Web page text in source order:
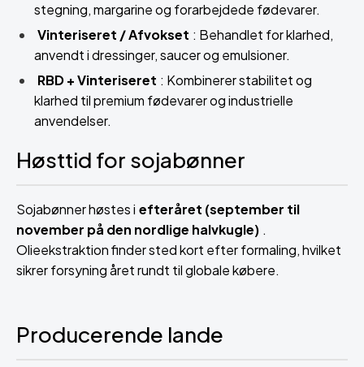
stegning, margarine og forarbejdede fødevarer.
Vinteriseret / Afvokset : Behandlet for klarhed,
anvendt i dressinger, saucer og emulsioner.
RBD + Vinteriseret : Kombinerer stabilitet og
klarhed til premium fødevarer og industrielle
anvendelser.
Høsttid for sojabønner
Sojabønner høstes i efteråret (september til
november på den nordlige halvkugle) .
Olieekstraktion finder sted kort efter formaling, hvilket
sikrer forsyning året rundt til globale købere.
Producerende lande